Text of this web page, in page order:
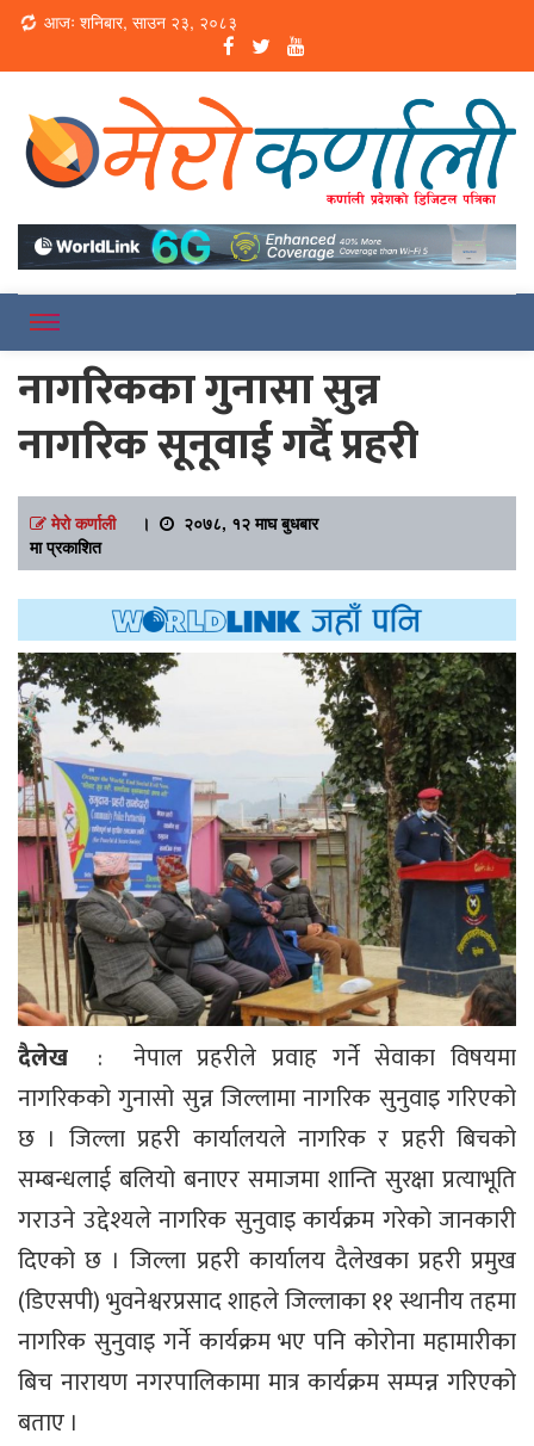
Loading...
आजः शनिबार, साउन २३, २०८३
Merokarnali
नागरिकका गुनासा सुन्न
नागरिक सूनूवाई गर्दै प्रहरी
मेरो कर्णाली।
२०७८, १२ माघ बुधबार
मा प्रकाशित
दैलेख : नेपाल प्रहरीले प्रवाह गर्ने सेवाका विषयमा
नागरिकको गुनासो सुन्न जिल्लामा नागरिक सुनुवाइ गरिएको
छ । जिल्ला प्रहरी कार्यालयले नागरिक र प्रहरी बिचको
सम्बन्धलाई बलियो बनाएर समाजमा शान्ति सुरक्षा प्रत्याभूति
गराउने उद्देश्यले नागरिक सुनुवाइ कार्यक्रम गरेको जानकारी
दिएको छ । जिल्ला प्रहरी कार्यालय दैलेखका प्रहरी प्रमुख
(डिएसपी) भुवनेश्वरप्रसाद शाहले जिल्लाका ११ स्थानीय तहमा
नागरिक सुनुवाइ गर्ने कार्यक्रम भए पनि कोरोना महामारीका
बिच नारायण नगरपालिकामा मात्र कार्यक्रम सम्पन्न गरिएको
बताए ।